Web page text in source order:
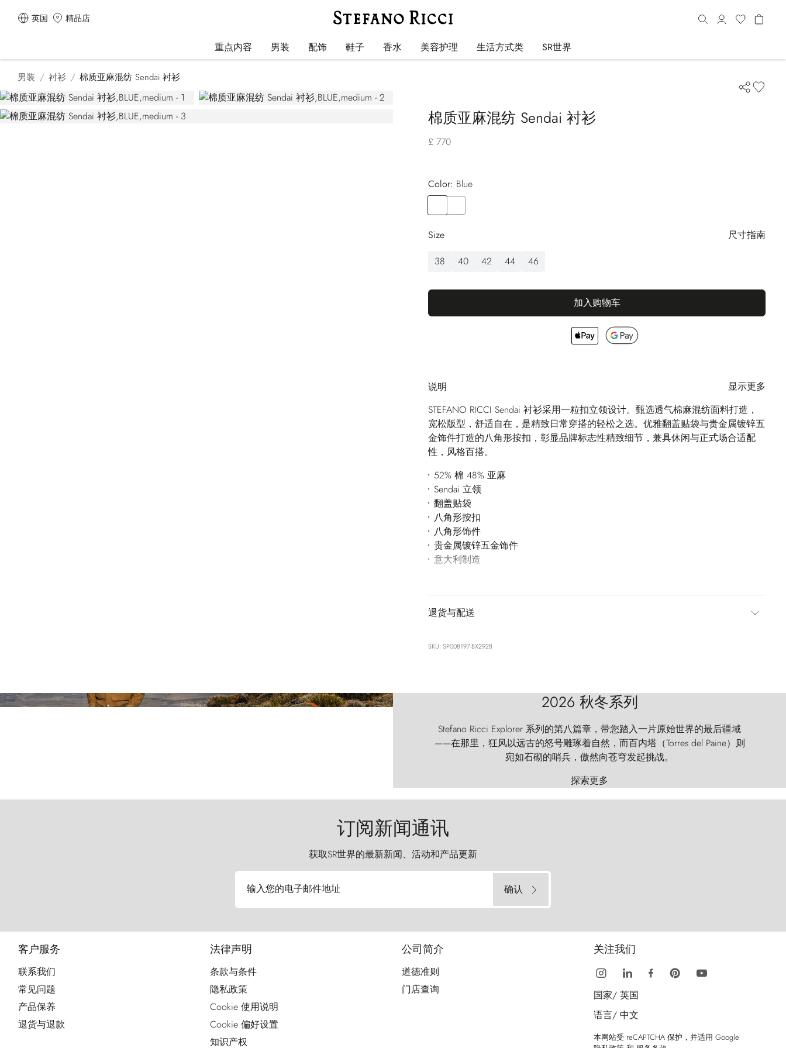
英国 精品店
重点内容 男装 配饰 鞋子 香水 美容护理 生活方式类 SR世界
男装 衬衫 棉质亚麻混纺 Sendai 衬衫
棉质亚麻混纺 Sendai 衬衫
£ 770
Color:
blue
Size
尺寸指南
38
40 42 44 46
加入购物车
说明
显示更多
STEFANO RICCI Sendai 衬衫采用一粒扣立领设计。甄选透气棉麻混纺面料打造，
宽松版型，舒适自在，是精致日常穿搭的轻松之选。优雅翻盖贴袋与贵金属镀锌五
金饰件打造的八角形按扣，彰显品牌标志性精致细节，兼具休闲与正式场合适配
性，风格百搭。
52% 棉 48% 亚麻
Sendai 立领
翻盖贴袋
八角形按扣
八角形饰件
贵金属镀锌五金饰件
意大利制造
退货与配送
SKU: SP008197-BX2928
2026 秋冬系列
Stefano Ricci Explorer 系列的第八篇章，带您踏入一片原始世界的最后疆域
——在那里，狂风以远古的怒号雕琢着自然，而百内塔（Torres del Paine）则
宛如石砌的哨兵，傲然向苍穹发起挑战。
探索更多
订阅新闻通讯
获取SR世界的最新新闻、活动和产品更新
输入您的电子邮件地址 确认
客户服务
联系我们
常见问题
产品保养
退货与退款
法律声明
条款与条件
隐私政策
Cookie 使用说明
Cookie 偏好设置
知识产权
公司简介
道德准则
门店查询
关注我们
国家/ 英国
语言/ 中文
本网站受 reCAPTCHA 保护，并适用 Google